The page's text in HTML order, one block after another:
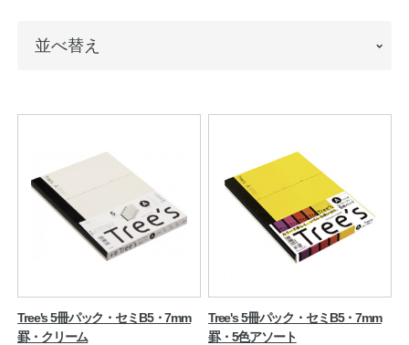
工場フォトツアー
公式オンラインショップ
企業情報 SDGsと未来
お問い合わせ プライバシーポリシー
え
並べ替え
Tree's 5冊パック・セミB5・7mm
罫・クリーム
Tree's 5冊パック・セミB5・7mm
罫・5色アソート